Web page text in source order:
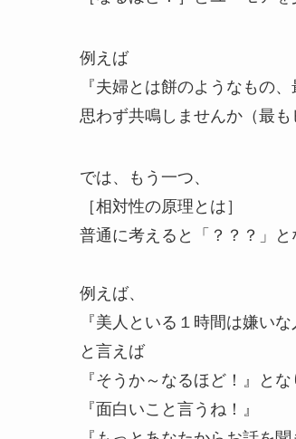
例えば
『夫婦とは餅のようなもの
思わず共鳴しませんか（最も
では、もう一つ、
［相対性の原理とは］
普通に考えると「？？？」と
例えば、
『美人といる１時間は嫌い
と言えば
『そうか～なるほど！』とな
『面白いこと言うね！』